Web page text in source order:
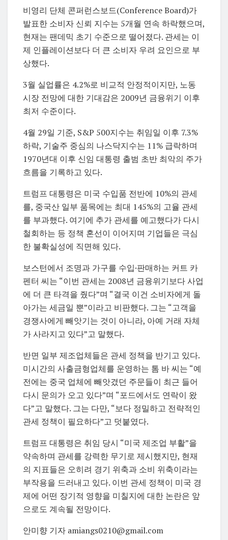
비영리 단체 콘퍼런스보드(Conference Board)가
발표한 소비자 신뢰 지수는 5개월 연속 하락했으며,
현재는 팬데믹 초기 수준으로 떨어졌다. 관세는 이
제 인플레이션보다 더 큰 소비자 우려 요인으로 부
상했다.
3월 실업률은 4.2%로 비교적 안정적이지만, 노동
시장 전망에 대한 기대감은 2009년 금융위기 이후
최저 수준이다.
4월 29일 기준, S&P 500지수는 취임일 이후 7.3%
하락, 기술주 중심의 나스닥지수는 11% 급락하며
1970년대 이후 신임 대통령 출범 초반 최악의 주가
흐름을 기록하고 있다.
트럼프 대통령은 미국 수입품 전반에 10%의 관세
를, 중국산 일부 품목에는 최대 145%의 고율 관세
를 부과했다. 여기에 추가 관세를 예고했다가 다시
철회하는 등 정책 혼선이 이어지며 기업들은 극심
한 불확실성에 직면해 있다.
보스턴에서 조명과 가구를 수입·판매하는 커트 카
펜터 씨는 “이번 관세는 2008년 금융위기보다 사업
에 더 큰 타격을 줬다”며 “결국 이건 소비자에게 돌
아가는 세금일 뿐”이라고 비판했다. 그는 “고객을
경쟁사에게 빼앗기는 것이 아니라, 아예 거래 자체
가 사라지고 있다”고 말했다.
반면 일부 제조업체들은 관세 정책을 반기고 있다.
미시간의 사출금형업체를 운영하는 톰 바 씨는 “예
전에는 중국 업체에 빼앗겼던 주문들이 최근 들어
다시 문의가 오고 있다”며 “포드에서도 연락이 왔
다”고 말했다. 그는 다만, “보다 정밀하고 전략적인
관세 정책이 필요하다”고 덧붙였다.
트럼프 대통령은 취임 당시 “미국 제조업 부활”을
약속하며 관세를 강력한 무기로 제시했지만, 현재
의 지표들은 오히려 경기 위축과 소비 위축이라는
부작용을 드러내고 있다. 이번 관세 정책이 미국 경
제에 어떤 장기적 영향을 미칠지에 대한 논란은 앞
으로도 계속될 전망이다.
안미향 기자 amiangs0210@gmail.com